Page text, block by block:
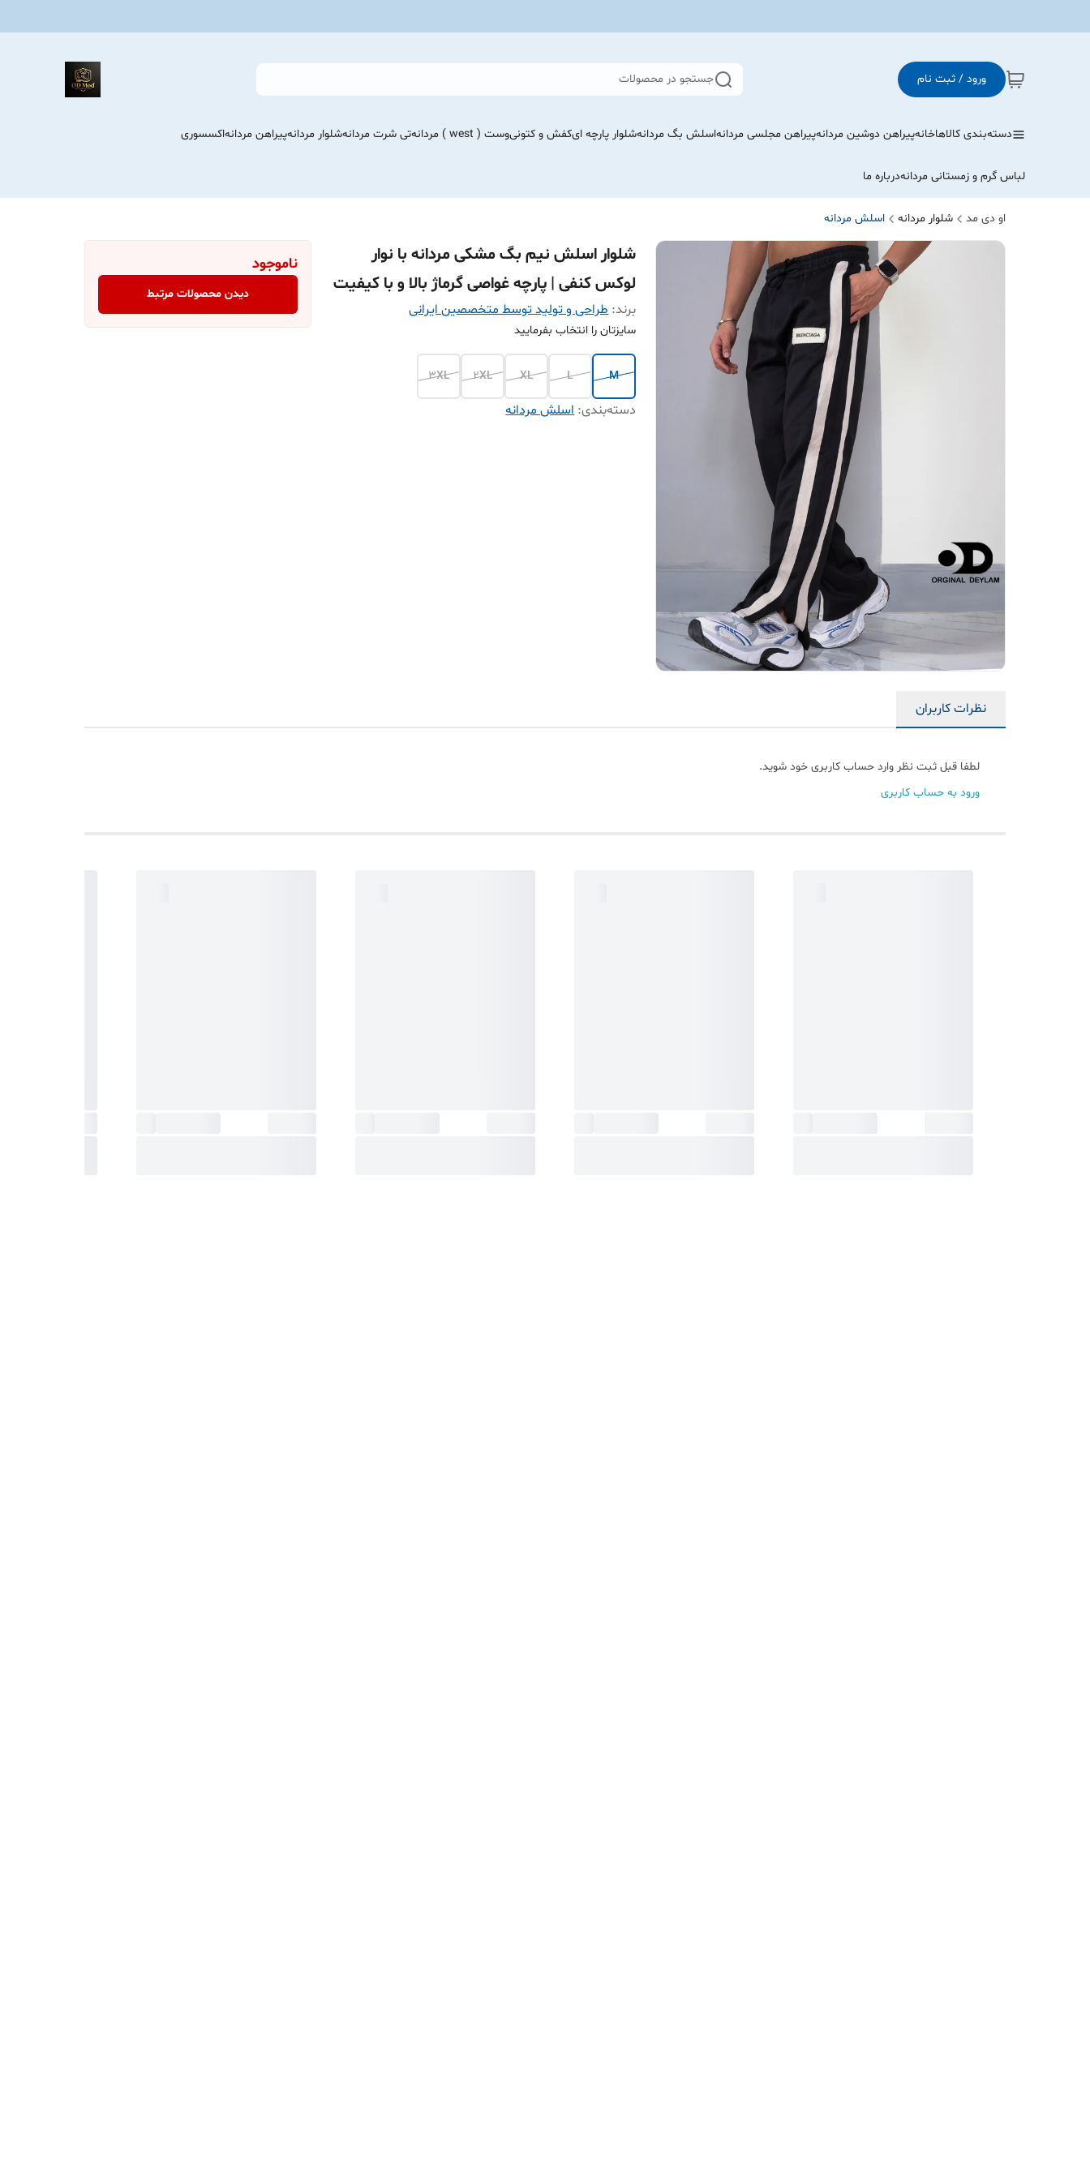
ورود / ثبت نام جستجو در محصولات
دسته‌بندی کالاهاخانهپیراهن دوشین مردانهپیراهن مجلسی مردانهاسلش بگ مردانهشلوار پارچه ایکفش و کتونیوست ( west ) مردانه تی شرت مردانهشلوار مردانهپیراهن مردانهاکسسوری
لباس گرم و زمستانی مردانهدرباره ما
او دی مد شلوار مردانه اسلش مردانه
شلوار اسلش نیم بگ مشکی مردانه با نوار
لوکس کنفی | پارچه غواصی گرماژ بالا و با کیفیت
برند: طراحی و تولید توسط متخصصین ایرانی
سایزتان را انتخاب بفرمایید
M
L
XL
2XL
3XL
دسته‌بندی:اسلش مردانه
ناموجود
دیدن محصولات مرتبط
نظرات کاربران
لطفا قبل ثبت نظر وارد حساب کاربری خود شوید.
ورود به حساب کاربری